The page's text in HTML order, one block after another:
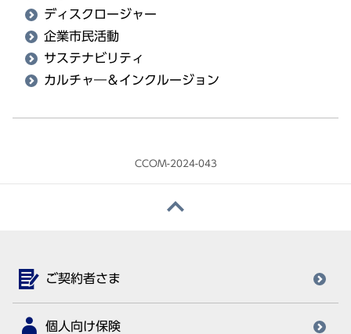
ディスクロージャー
企業市民活動
サステナビリティ
カルチャ―＆インクルージョン
CCOM-2024-043
ご契約者さま
個人向け保険